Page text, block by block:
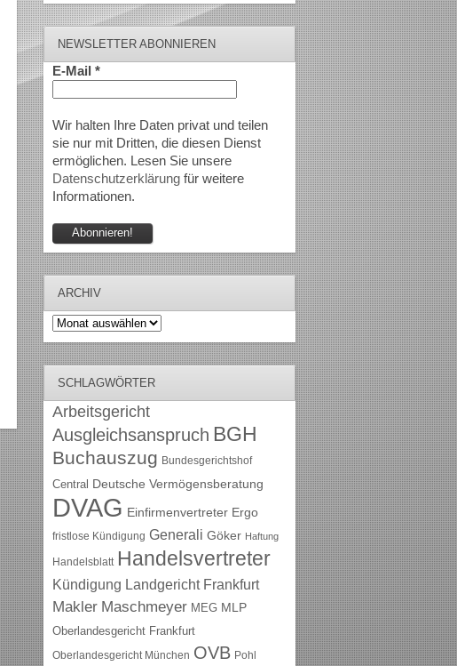
NEWSLETTER ABONNIEREN
E-Mail *
Wir halten Ihre Daten privat und teilen
sie nur mit Dritten, die diesen Dienst
ermöglichen. Lesen Sie unsere
Datenschutzerklärungfür weitere
Informationen.
ARCHIV
Archiv
SCHLAGWÖRTER
Arbeitsgericht
Ausgleichsanspruch BGH
Buchauszug Bundesgerichtshof
Central Deutsche Vermögensberatung
DVAG Einfirmenvertreter Ergo
fristlose Kündigung Generali Göker Haftung
Handelsblatt Handelsvertreter
Kündigung Landgericht Frankfurt
Makler Maschmeyer MEG MLP
Oberlandesgericht Frankfurt
Oberlandesgericht München OVB Pohl